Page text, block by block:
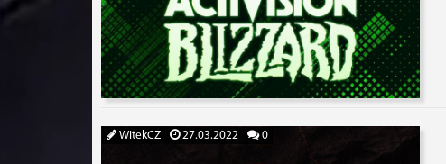
WitekCZ 27.03.2022 0